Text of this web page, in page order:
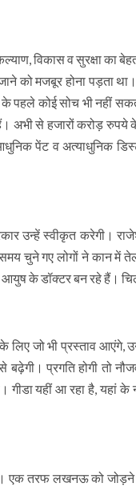
विकास व सुरक्षा का
को मजबूर होना
कोई सोच भी नहीं
अभी से हजारों करोड़
पेंट व अत्याधुनिक
उन्हें स्वीकृत करेगी।
चुने गए लोगों ने कान
के डॉक्टर बन रहे हैं।
लिए जो भी प्रस्ताव आएंगे,
प्रगति होगी तो
गीडा यहीं आ रहा है, यहां
एक तरफ लखनऊ को